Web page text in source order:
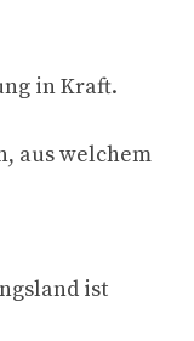
in Kraft.
aus welchem
ist